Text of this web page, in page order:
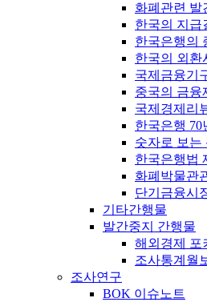
화폐관련 발
한국의 지급
한국은행의
한국의 외환
국제금융기
중국의 금융
국제경제리
한국은행 70
숫자로 보는
한국은행법
화폐박물관
단기금융시
기타간행물
발간중지 간행물
해외경제 포
조사통계월
조사연구
BOK 이슈노트